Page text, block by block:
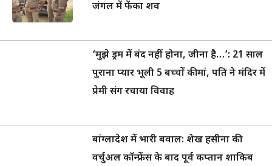
जंगल में फेंका शव
‘मुझे ड्रम में बंद नहीं होना, जीना है…’: 21 साल
पुराना प्यार भूली 5 बच्चों की मां, पति ने मंदिर में
प्रेमी संग रचाया विवाह
बांग्लादेश में भारी बवाल: शेख हसीना की
वर्चुअल कॉन्फ्रेंस के बाद पूर्व कप्तान शाकिब